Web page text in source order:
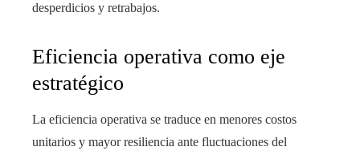
desperdicios y retrabajos.
Eficiencia operativa como eje
estratégico
La eficiencia operativa se traduce en menores costos
unitarios y mayor resiliencia ante fluctuaciones del